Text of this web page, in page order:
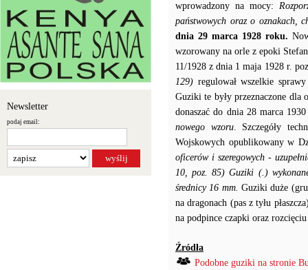
Newsletter
podaj email:
wprowadzony na mocy:
państwowych oraz o oznakach,
dnia 29 marca 1928 roku.
wzorowany na orle z epoki
11/1928 z dnia 1 maja 1928 r.
129) regulował wszelkie
Guziki te były przeznaczone
donaszać do dnia 28 marca
nowego wzoru. Szczegóły
Wojskowych opublikowany w
oficerów i szeregowych -
10, poz. 85)Guziki (.)
średnicy 16 mm. Guziki duże
na dragonach (pas z tyłu
na podpince czapki oraz
Źródła
Podobne guziki na stronie